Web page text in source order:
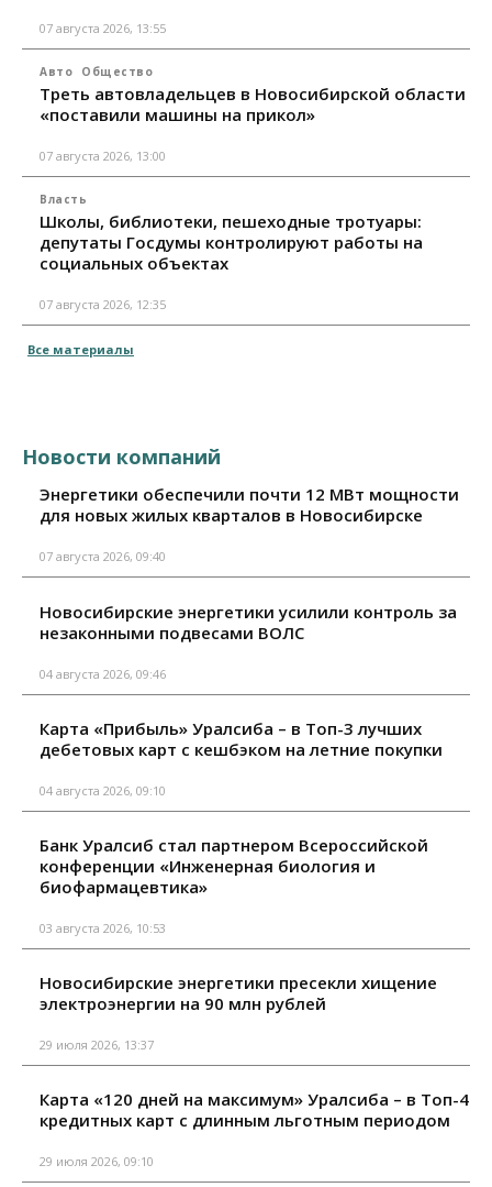
07 августа 2026, 13:55
Авто Общество
Треть автовладельцев в Новосибирской области
«поставили машины на прикол»
07 августа 2026, 13:00
Власть
Школы, библиотеки, пешеходные тротуары:
депутаты Госдумы контролируют работы на
социальных объектах
07 августа 2026, 12:35
Все материалы
Новости компаний
Энергетики обеспечили почти 12 МВт мощности
для новых жилых кварталов в Новосибирске
07 августа 2026, 09:40
Новосибирские энергетики усилили контроль за
незаконными подвесами ВОЛС
04 августа 2026, 09:46
Карта «Прибыль» Уралсиба – в Топ-3 лучших
дебетовых карт с кешбэком на летние покупки
04 августа 2026, 09:10
Банк Уралсиб стал партнером Всероссийской
конференции «Инженерная биология и
биофармацевтика»
03 августа 2026, 10:53
Новосибирские энергетики пресекли хищение
электроэнергии на 90 млн рублей
29 июля 2026, 13:37
Карта «120 дней на максимум» Уралсиба – в Топ-4
кредитных карт с длинным льготным периодом
29 июля 2026, 09:10